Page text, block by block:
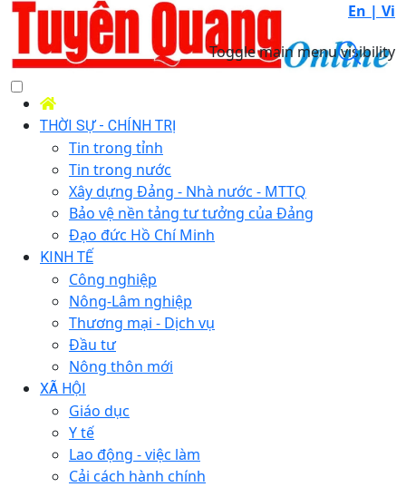
En | Vi
Toggle main menu visibility
THỜI SỰ - CHÍNH TRỊ
Tin trong tỉnh
Tin trong nước
Xây dựng Đảng - Nhà nước - MTTQ
Bảo vệ nền tảng tư tưởng của Đảng
Đạo đức Hồ Chí Minh
KINH TẾ
Công nghiệp
Nông-Lâm nghiệp
Thương mại - Dịch vụ
Đầu tư
Nông thôn mới
XÃ HỘI
Giáo dục
Y tế
Lao động - việc làm
Cải cách hành chính